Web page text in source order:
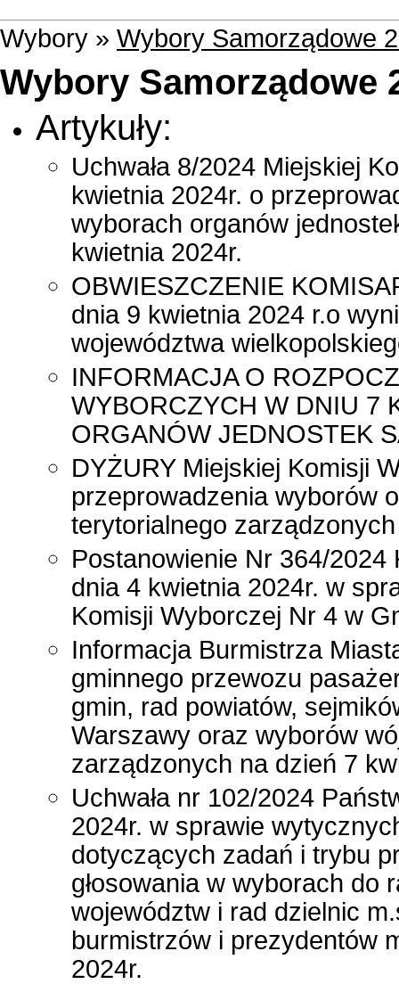
Wybory » Wybory Samorządowe
Wybory Samorządowe
Artykuły:
Uchwała 8/2024 Miejskiej
kwietnia 2024r. o
wyborach organów
kwietnia 2024r.
OBWIESZCZENIE
dnia 9 kwietnia 2024 r.o
województwa
INFORMACJA O
WYBORCZYCH W DNIU 7
ORGANÓW JEDNOSTEK
DYŻURY Miejskiej Komisji
przeprowadzenia wyborów
terytorialnego
Postanowienie Nr 364/
dnia 4 kwietnia 2024r. w
Komisji Wyborczej Nr 4 w
Informacja Burmistrza
gminnego przewozu
gmin, rad powiatów,
Warszawy oraz wyborów
zarządzonych na dzień 7
Uchwała nr 102/2024
2024r. w sprawie
dotyczących zadań i trybu
głosowania w wyborach do
województw i rad dzielnic
burmistrzów i prezydentów
2024r.